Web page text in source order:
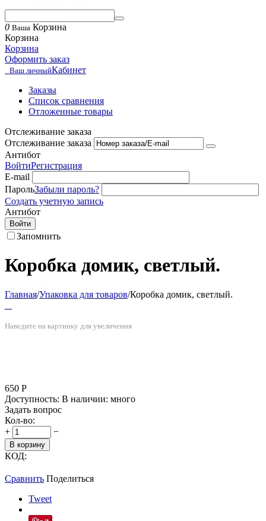
0 Ваша Корзина
Корзина
Корзина
Оформить заказ
Ваш личныйКабинет
Заказы
Список сравнения
Отложенные товары
Отслеживание заказа
Отслеживание заказа
Антибот
ВойтиРегистрация
E-mail
ПарольЗабыли пароль?
Создать учетную запись
Антибот
Войти
Запомнить
Коробка домик, светлый.
Главная/Упаковка для товаров/Коробка домик, светлый.
Наведите на картинку для увеличения
650 Р
Доступность: В наличии: много
Задать вопрос
Кол-во:
+
−
В корзину
КОД:
Сравнить Поделиться
Tweet